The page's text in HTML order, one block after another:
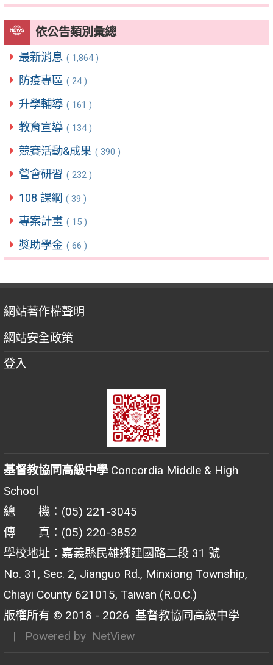
依公告類別彙總
最新消息 ( 1,864 )
防疫專區 ( 24 )
升學輔導 ( 161 )
教育宣導 ( 134 )
競賽活動&成果 ( 390 )
營會研習 ( 232 )
108 課綱 ( 39 )
專案計畫 ( 15 )
獎助學金 ( 66 )
網站著作權聲明
網站安全政策
登入
基督教協同高級中學 Concordia Middle & High
School
總 機：(05) 221-3045
傳 真：(05) 220-3852
學校地址：嘉義縣民雄鄉建國路二段 31 號
No. 31, Sec. 2, Jianguo Rd., Minxiong Township,
Chiayi County 621015, Taiwan (R.O.C.)
版權所有 © 2018 - 2026 基督教協同高級中學
| Powered by NetView